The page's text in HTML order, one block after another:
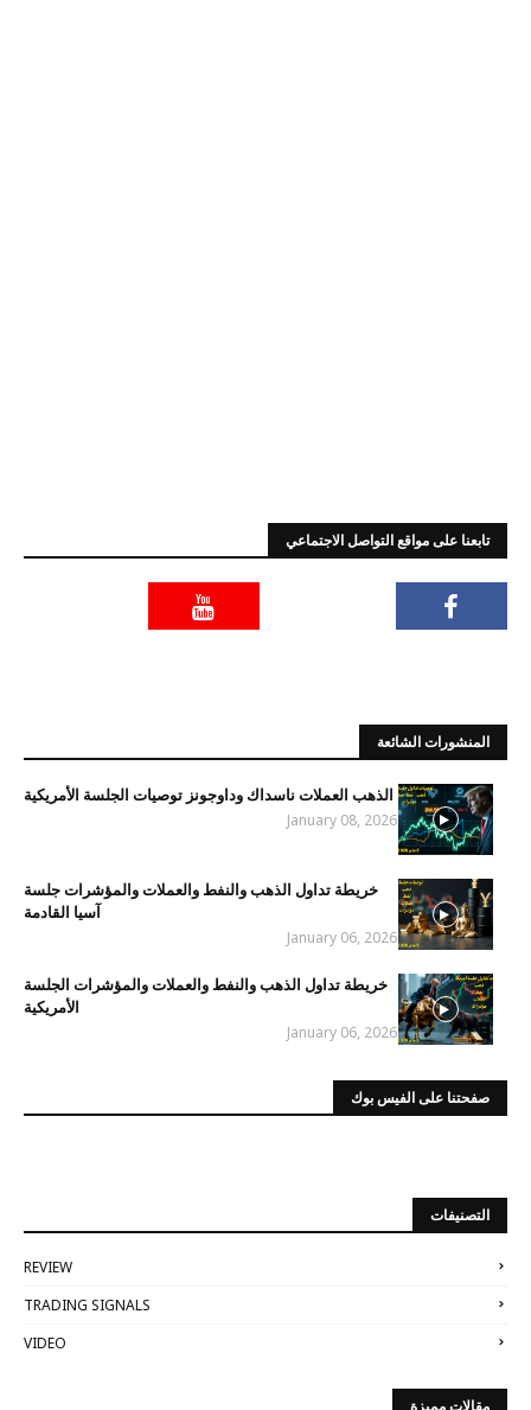
تابعنا على مواقع التواصل الاجتماعي
المنشورات الشائعة
الذهب العملات ناسداك وداوجونز توصيات الجلسة الأمريكية
January 08, 2026
خريطة تداول الذهب والنفط والعملات والمؤشرات جلسة
آسيا القادمة
January 06, 2026
خريطة تداول الذهب والنفط والعملات والمؤشرات الجلسة
الأمريكية
January 06, 2026
صفحتنا على الفيس بوك
التصنيفات
REVIEW
TRADING SIGNALS
VIDEO
مقالات مميزة